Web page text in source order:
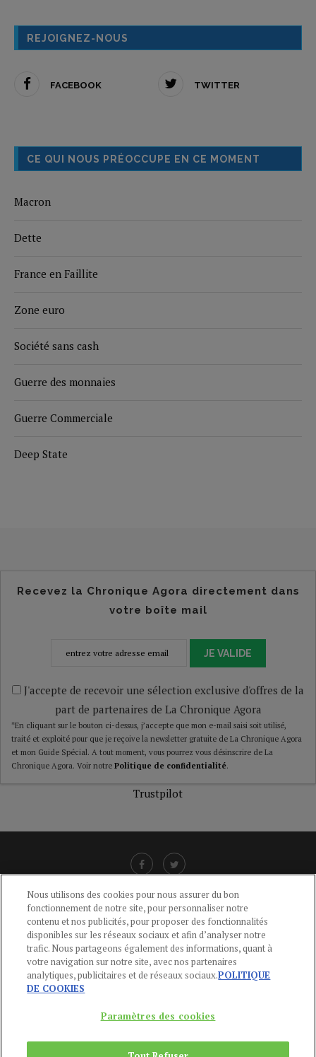
REJOIGNEZ-NOUS
FACEBOOK TWITTER
CE QUI NOUS PRÉOCCUPE EN CE MOMENT
Macron
Dette
France en Faillite
Zone euro
Société sans cash
Guerre des monnaies
Guerre Commerciale
Deep State
Recevez la Chronique Agora directement dans
votre boîte mail
JE VALIDE
J'accepte de recevoir une sélection exclusive d'offres de la
part de partenaires de La Chronique Agora
*En cliquant sur le bouton ci-dessus, j’accepte que mon e-mail saisi soit utilisé,
traité et exploité pour que je reçoive la newsletter gratuite de La Chronique Agora
et mon Guide Spécial. A tout moment, vous pourrez vous désinscrire de La
Chronique Agora. Voir notre Politique de confidentialité.
Trustpilot
CGU-POLITIQUE DE CONFIDENTIALITÉ -POLITIQUE DES COOKIES
MENTIONS LÉGALES -AIDE
CONTACT
01 44 59 91 11
Du Lundi au Vendredi, 9h-13h et 14h-17h
Nous utilisons des cookies pour nous assurer du bon
fonctionnement de notre site, pour personnaliser notre
contenu et nos publicités, pour proposer des fonctionnalités
disponibles sur les réseaux sociaux et afin d’analyser notre
trafic. Nous partageons également des informations, quant à
votre navigation sur notre site, avec nos partenaires
analytiques, publicitaires et de réseaux sociaux.POLITIQUE
DE COOKIES
Paramètres des cookies